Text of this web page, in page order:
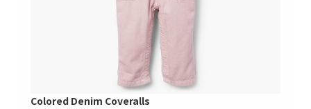
Colored Denim Coveralls